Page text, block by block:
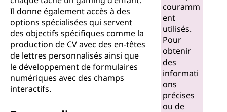
Il donne également accès à des
options spécialisées qui servent
des objectifs spécifiques comme la
production de CV avec des en-têtes
de lettres personnalisés ainsi que
le développement de formulaires
numériques avec des champs
interactifs.
couramm
ent
utilisés.
Pour
obtenir
des
informati
ons
précises
ou de